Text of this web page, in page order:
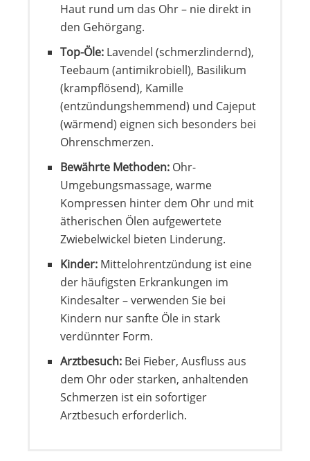
Haut rund um das Ohr – nie direkt in
den Gehörgang.
Top-Öle: Lavendel (schmerzlindernd),
Teebaum (antimikrobiell), Basilikum
(krampflösend), Kamille
(entzündungshemmend) und Cajeput
(wärmend) eignen sich besonders bei
Ohrenschmerzen.
Bewährte Methoden: Ohr-
Umgebungsmassage, warme
Kompressen hinter dem Ohr und mit
ätherischen Ölen aufgewertete
Zwiebelwickel bieten Linderung.
Kinder: Mittelohrentzündung ist eine
der häufigsten Erkrankungen im
Kindesalter – verwenden Sie bei
Kindern nur sanfte Öle in stark
verdünnter Form.
Arztbesuch: Bei Fieber, Ausfluss aus
dem Ohr oder starken, anhaltenden
Schmerzen ist ein sofortiger
Arztbesuch erforderlich.